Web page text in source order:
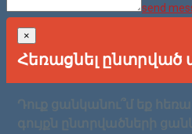
send
×
Հեռացնել ընտրված
Դուք ցանկանու՞մ եք
գույքն ընտրվածների